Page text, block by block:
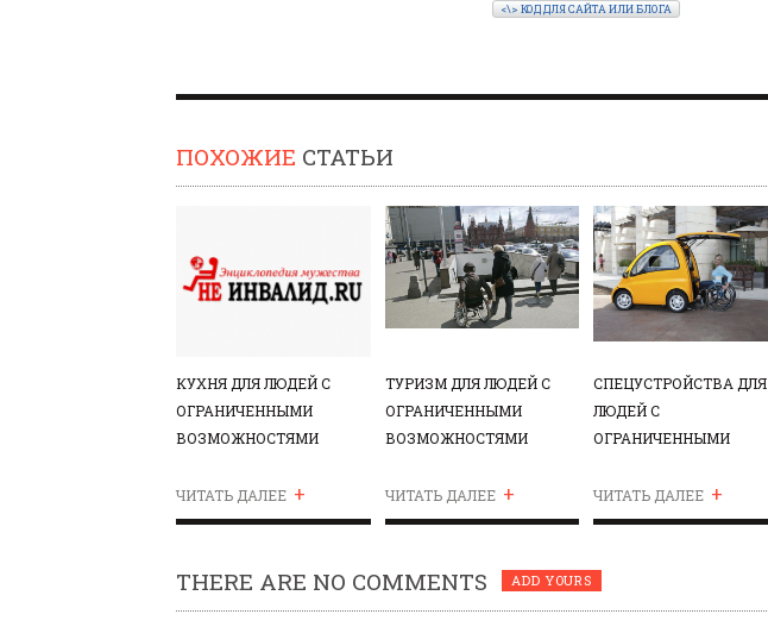
<\> КОД ДЛЯ САЙТА ИЛИ БЛОГА
ПОХОЖИЕ СТАТЬИ
КУХНЯ ДЛЯ ЛЮДЕЙ С
ОГРАНИЧЕННЫМИ
ВОЗМОЖНОСТЯМИ
ЧИТАТЬ ДАЛЕЕ +
ТУРИЗМ ДЛЯ ЛЮДЕЙ С
ОГРАНИЧЕННЫМИ
ВОЗМОЖНОСТЯМИ
ЧИТАТЬ ДАЛЕЕ +
СПЕЦУСТРОЙСТВА ДЛЯ
ЛЮДЕЙ С
ОГРАНИЧЕННЫМИ
ЗДОРОВЬЯ
ЧИТАТЬ ДАЛЕЕ +
THERE ARE NO COMMENTS ADD YOURS